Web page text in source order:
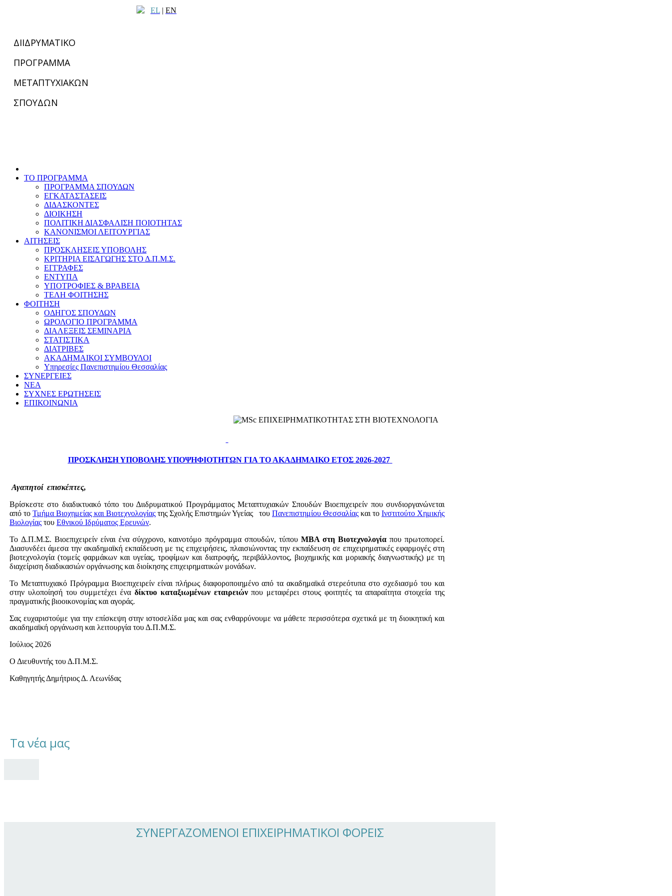
EL | EN
ΔΙΙΔΡΥΜΑΤΙΚΟ
ΠΡΟΓΡΑΜΜΑ
ΜΕΤΑΠΤΥΧΙΑΚΩΝ
ΣΠΟΥΔΩΝ
ΤΟ ΠΡΟΓΡΑΜΜΑ
ΠΡΟΓΡΑΜΜΑ ΣΠΟΥΔΩΝ
ΕΓΚΑΤΑΣΤΑΣΕΙΣ
ΔΙΔΑΣΚΟΝΤΕΣ
ΔΙΟΙΚΗΣΗ
ΠΟΛΙΤΙΚΗ ΔΙΑΣΦΑΛΙΣΗ ΠΟΙΟΤΗΤΑΣ
ΚΑΝΟΝΙΣΜΟΙ ΛΕΙΤΟΥΡΓΙΑΣ
ΑΙΤΗΣΕΙΣ
ΠΡΟΣΚΛΗΣΕΙΣ ΥΠΟΒΟΛΗΣ
ΚΡΙΤΗΡΙΑ ΕΙΣΑΓΩΓΗΣ ΣΤΟ Δ.Π.Μ.Σ.
ΕΓΓΡΑΦΕΣ
ΕΝΤΥΠΑ
ΥΠΟΤΡΟΦΙΕΣ & ΒΡΑΒΕΙΑ
ΤΕΛΗ ΦΟΙΤΗΣΗΣ
ΦΟΙΤΗΣΗ
ΟΔΗΓΟΣ ΣΠΟΥΔΩΝ
ΩΡΟΛΟΓΙΟ ΠΡΟΓΡΑΜΜΑ
ΔΙΑΛΕΞΕΙΣ ΣΕΜΙΝΑΡΙΑ
ΣΤΑΤΙΣΤΙΚΑ
ΔΙΑΤΡΙΒΕΣ
ΑΚΑΔΗΜΑΙΚΟΙ ΣΥΜΒΟΥΛΟΙ
Υπηρεσίες Πανεπιστημίου Θεσσαλίας
ΣΥΝΕΡΓΕΙΕΣ
ΝΕΑ
ΣΥΧΝΕΣ ΕΡΩΤΗΣΕΙΣ
ΕΠΙΚΟΙΝΩΝΙΑ
ΠΡΟΣΚΛΗΣΗ ΥΠΟΒΟΛΗΣ ΥΠΟΨΗΦΙΟΤΗΤΩΝ ΓΙΑ ΤΟ ΑΚΑΔΗΜΑΙΚΟ ΕΤΟΣ 2026-2027
Αγαπητοί επισκέπτες,
Βρίσκεστε στο διαδικτυακό τόπο του Διιδρυματικού Προγράμματος Μεταπτυχιακών Σπουδών Βιοεπιχειρείν που συνδιοργανώνεται
από το Τμήμα Βιοχημείας και Βιοτεχνολογίας της Σχολής Επιστημών Υγείας του Πανεπιστημίου Θεσσαλίας και το Ινστιτούτο Χημικής
Βιολογίας του Εθνικού Ιδρύματος Ερευνών.
To Δ.Π.Μ.Σ. Βιοεπιχειρείν είναι ένα σύγχρονο, καινοτόμο πρόγραμμα σπουδών, τύπου ΜΒΑ στη Βιοτεχνολογίαπου πρωτοπορεί.
Διασυνδέει άμεσα την ακαδημαϊκή εκπαίδευση με τις επιχειρήσεις, πλαισιώνοντας την εκπαίδευση σε επιχειρηματικές εφαρμογές στη
βιοτεχνολογία (τομείς φαρμάκων και υγείας, τροφίμων και διατροφής, περιβάλλοντος, βιοχημικής και μοριακής διαγνωστικής) με τη
διαχείριση διαδικασιών οργάνωσης και διοίκησης επιχειρηματικών μονάδων.
Το Μεταπτυχιακό Πρόγραμμα Βιοεπιχειρείν είναι πλήρως διαφοροποιημένο από τα ακαδημαϊκά στερεότυπα στο σχεδιασμό του και
στην υλοποίησή του συμμετέχει ένα δίκτυο καταξιωμένων εταιρειώνπου μεταφέρει στους φοιτητές τα απαραίτητα στοιχεία της
πραγματικής βιοοικονομίας και αγοράς.
Σας ευχαριστούμε για την επίσκεψη στην ιστοσελίδα μας και σας ενθαρρύνουμε να μάθετε περισσότερα σχετικά με τη διοικητική και
ακαδημαϊκή οργάνωση και λειτουργία του Δ.Π.Μ.Σ.
Ιούλιος 2026
Ο Διευθυντής του Δ.Π.Μ.Σ.
Καθηγητής Δημήτριος Δ. Λεωνίδας
Τα νέα μας
ΣΥΝΕΡΓΑΖΟΜΕΝΟΙ ΕΠΙΧΕΙΡΗΜΑΤΙΚΟΙ ΦΟΡΕΙΣ